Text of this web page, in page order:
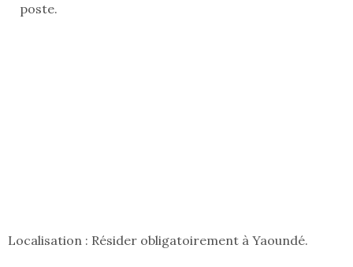
poste.
Localisation : Résider obligatoirement à Yaoundé.